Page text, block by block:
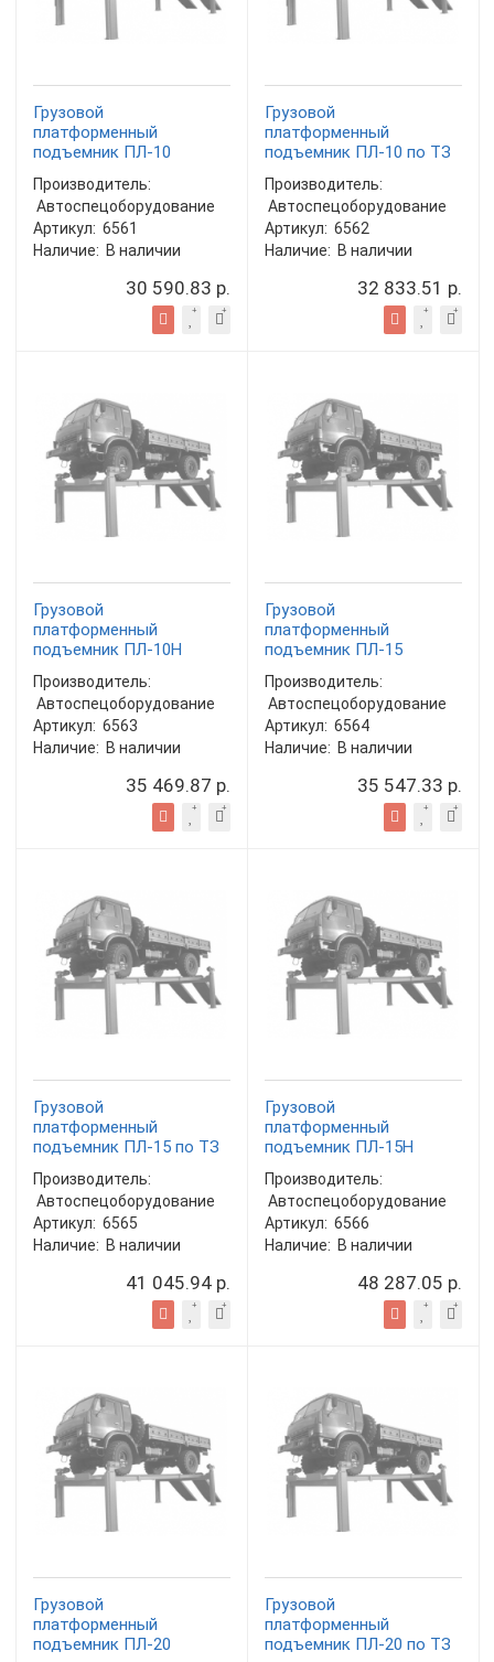
Грузовой
платформенный
подъемник ПЛ-10
Производитель:
Автоспецоборудование
Артикул: 6561
Наличие: В наличии
30 590.83 р.
Грузовой
платформенный
подъемник ПЛ-10 по ТЗ
Производитель:
Автоспецоборудование
Артикул: 6562
Наличие: В наличии
32 833.51 р.
Грузовой
платформенный
подъемник ПЛ-10Н
Производитель:
Автоспецоборудование
Артикул: 6563
Наличие: В наличии
35 469.87 р.
Грузовой
платформенный
подъемник ПЛ-15
Производитель:
Автоспецоборудование
Артикул: 6564
Наличие: В наличии
35 547.33 р.
Грузовой
платформенный
подъемник ПЛ-15 по ТЗ
Производитель:
Автоспецоборудование
Артикул: 6565
Наличие: В наличии
41 045.94 р.
Грузовой
платформенный
подъемник ПЛ-15Н
Производитель:
Автоспецоборудование
Артикул: 6566
Наличие: В наличии
48 287.05 р.
Грузовой
платформенный
подъемник ПЛ-20
Грузовой
платформенный
подъемник ПЛ-20 по ТЗ